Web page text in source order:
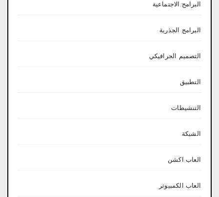
البرامج الاجتماعية
البرامج الجذرية
التصميم الجرافيكي
التطبيق
التنشيطات
الشبكة
العاب اكشن
العاب الكمبيوتر